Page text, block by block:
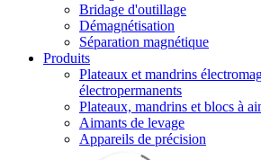
Bridage d'outillage
Démagnétisation
Séparation magnétique
Produits
Plateaux et mandrins
électropermanents
Plateaux, mandrins et blocs à
Aimants de levage
Appareils de précision